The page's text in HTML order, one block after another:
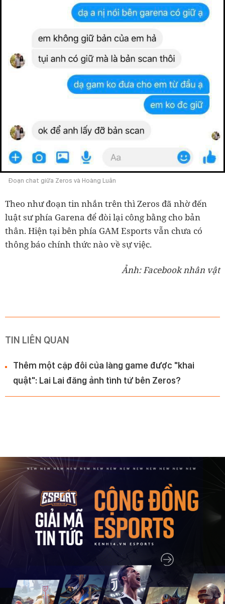
Đoạn chat giữa Zeros và Hoàng Luân
Theo như đoạn tin nhắn trên thì Zeros đã nhờ đến
luật sư phía Garena để đòi lại công bằng cho bản
thân. Hiện tại bên phía GAM Esports vẫn chưa có
thông báo chính thức nào về sự việc.
Ảnh: Facebook nhân vật
TIN LIÊN QUAN
Thêm một cặp đôi của làng game được "khai
quật": Lai Lai đăng ảnh tình tứ bên Zeros?